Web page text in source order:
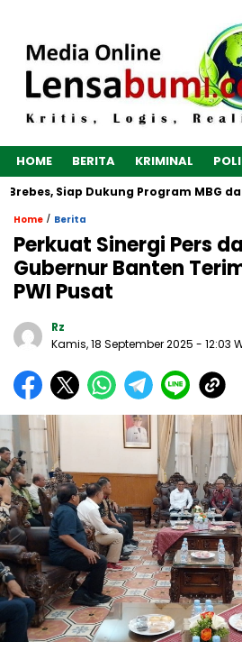
HOME BERITA KRIMINAL
Siap Dukung Program MBG dan
Home / Berita
Perkuat Sinergi Pers
Gubernur Banten
PWI Pusat
Rz
Kamis, 18 September 2025 - 12:03